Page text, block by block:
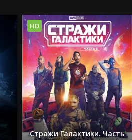
Стражи Галактики. Часть
HD